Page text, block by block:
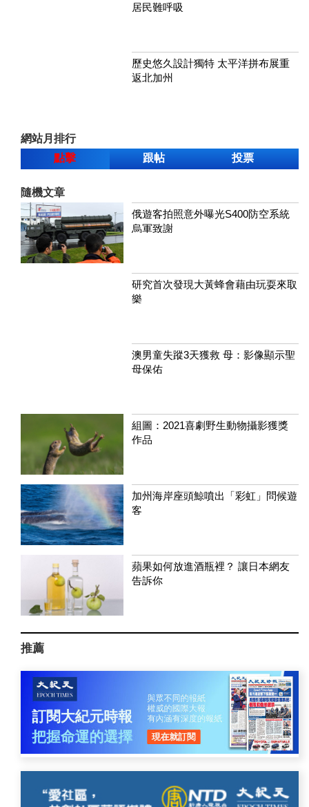
居民難呼吸
歷史悠久設計獨特 太平洋拼布展重
返北加州
網站月排行
點擊
跟帖 投票
隨機文章
俄遊客拍照意外曝光S400防空系統
烏軍致謝
研究首次發現大黃蜂會藉由玩耍來取
樂
澳男童失蹤3天獲救 母：影像顯示聖
母保佑
組圖：2021喜劇野生動物攝影獲獎
作品
加州海岸座頭鯨噴出「彩虹」問候遊
客
蘋果如何放進酒瓶裡？ 讓日本網友
告訴你
推薦